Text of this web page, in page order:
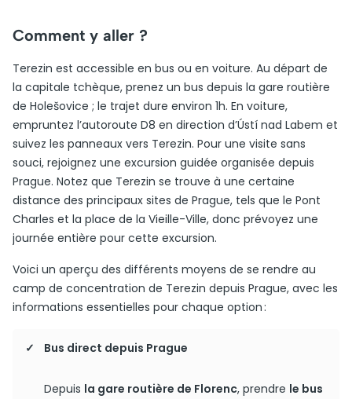
Comment y aller ?
Terezin est accessible en bus ou en voiture. Au départ de
la capitale tchèque, prenez un bus depuis la gare routière
de Holešovice ; le trajet dure environ 1h. En voiture,
empruntez l’autoroute D8 en direction d’Ústí nad Labem et
suivez les panneaux vers Terezin. Pour une visite sans
souci, rejoignez une excursion guidée organisée depuis
Prague. Notez que Terezin se trouve à une certaine
distance des principaux sites de Prague, tels que le Pont
Charles et la place de la Vieille-Ville, donc prévoyez une
journée entière pour cette excursion.
Voici un aperçu des différents moyens de se rendre au
camp de concentration de Terezin depuis Prague, avec les
informations essentielles pour chaque option :
Bus direct depuis Prague
Depuis la gare routière de Florenc, prendre le bus